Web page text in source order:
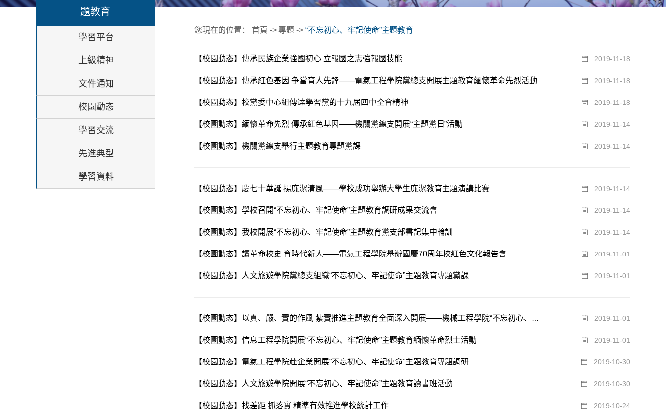
題教育
學習平台
上級精神
文件通知
校園動态
學習交流
先進典型
學習資料
您現在的位置： 首頁 -> 專題 -> “不忘初心、牢記使命”主題教育
【校園動态】傳承民族企業強國初心 立報國之志強報國技能 2019-11-18
【校園動态】傳承紅色基因 争當育人先鋒——電氣工程學院黨總支開展主題教育緬懷革命先烈活動 2019-11-18
【校園動态】校黨委中心組傳達學習黨的十九屆四中全會精神 2019-11-18
【校園動态】緬懷革命先烈 傳承紅色基因——機關黨總支開展“主題黨日”活動 2019-11-14
【校園動态】機關黨總支舉行主題教育專題黨課 2019-11-14
【校園動态】慶七十華誕 揚廉潔清風——學校成功舉辦大學生廉潔教育主題演講比賽 2019-11-14
【校園動态】學校召開“不忘初心、牢記使命”主題教育調研成果交流會 2019-11-14
【校園動态】我校開展“不忘初心、牢記使命”主題教育黨支部書記集中輪訓 2019-11-14
【校園動态】讀革命校史 育時代新人——電氣工程學院舉辦國慶70周年校紅色文化報告會 2019-11-01
【校園動态】人文旅遊學院黨總支組織“不忘初心、牢記使命”主題教育專題黨課 2019-11-01
2019-11-01
【校園動态】信息工程學院開展“不忘初心、牢記使命”主題教育緬懷革命烈士活動 2019-11-01
【校園動态】電氣工程學院赴企業開展“不忘初心、牢記使命”主題教育專題調研 2019-10-30
【校園動态】人文旅遊學院開展“不忘初心、牢記使命”主題教育讀書班活動 2019-10-30
【校園動态】找差距 抓落實 精準有效推進學校統計工作 2019-10-24